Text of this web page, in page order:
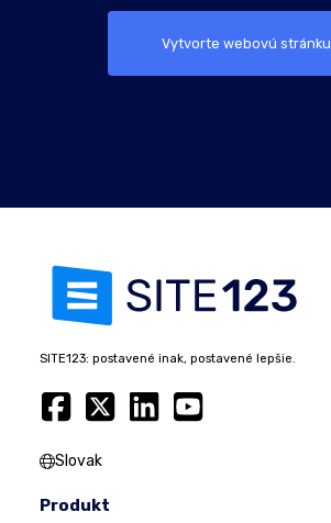
Vytvorte webovú stránku
SITE123: postavené inak, postavené lepšie.
Slovak
Produkt